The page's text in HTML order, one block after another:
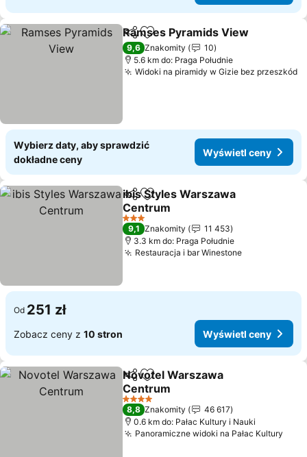
UdostępnijDodaj do ulubionych
Ramses Pyramids View
9,6 Znakomity
10
5.6 km do: Praga Południe
Widoki na piramidy w Gizie bez przeszkód
Wybierz daty, aby sprawdzić
dokładne ceny
Wyświetl ceny
Udostępnij
Dodaj do ulubionych
ibis Styles Warszawa
Centrum
Wyświetl ceny
3 Kategoria
9,1 Znakomity
11 453
3.3 km do: Praga Południe
Restauracja i bar WinestoneWyświetl
Od 251 zł
Zobacz ceny z 10 stron Wyświetl ceny
Udostępnij
Dodaj do ulubionych
Novotel Warszawa
Centrum
Wyświetl ceny
4 Kategoria
8,8 Znakomity
46 617
0.6 km do: Pałac Kultury i Nauki
Panoramiczne widoki na Pałac Kultury